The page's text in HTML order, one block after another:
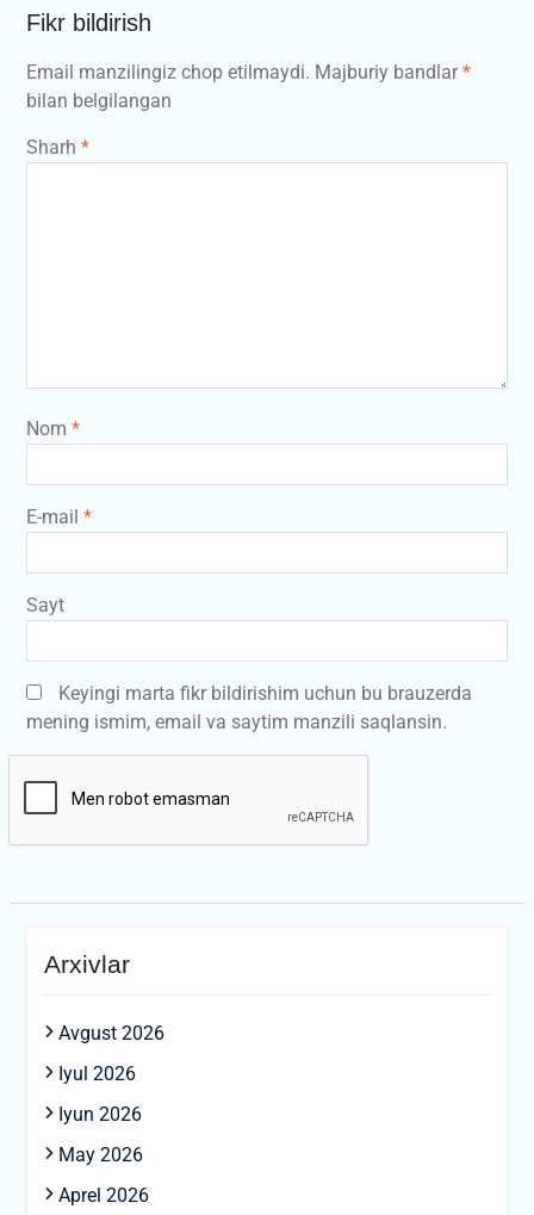
Fikr bildirish
Email manzilingiz chop etilmaydi. Majburiy bandlar*
bilan belgilangan
Sharh *
Nom *
E-mail *
Sayt
Keyingi marta fikr bildirishim uchun bu brauzerda
mening ismim, email va saytim manzili saqlansin.
Arxivlar
Avgust 2026
Iyul 2026
Iyun 2026
May 2026
Aprel 2026